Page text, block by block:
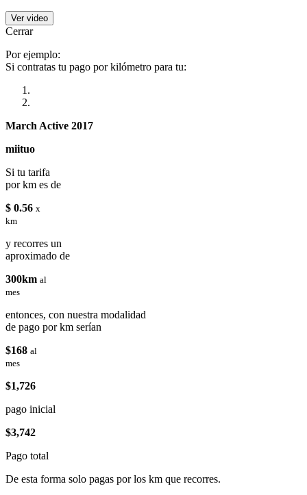
Ver video
Cerrar
Por ejemplo:
Si contratas tu pago por kilómetro para tu:
March Active 2017
miituo
Si tu tarifa
por km es de
$ 0.56 x
km
y recorres un
aproximado de
300km al
mes
entonces, con nuestra modalidad
de pago por km serían
$168 al
mes
$1,726
pago inicial
$3,742
Pago total
De esta forma solo pagas por los km que recorres.